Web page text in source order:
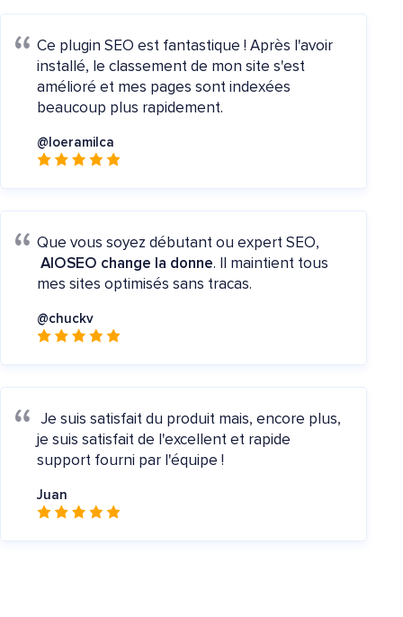
Ce plugin SEO est fantastique ! Après l'avoir
installé, le classement de mon site s'est
amélioré et mes pages sont indexées
beaucoup plus rapidement.
@loeramilca
Que vous soyez débutant ou expert SEO,
AIOSEO change la donne. Il maintient tous
mes sites optimisés sans tracas.
@chuckv
Je suis satisfait du produit mais, encore plus,
je suis satisfait de l'excellent et rapide
support fourni par l'équipe !
Juan